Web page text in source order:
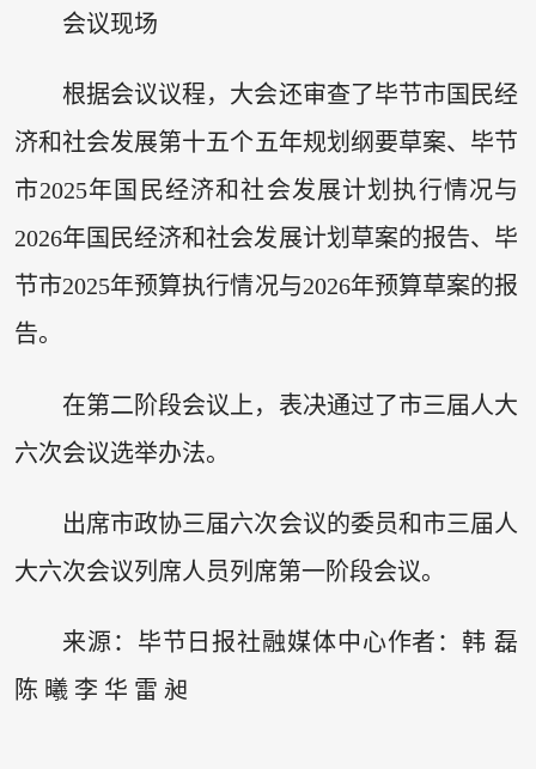
会议现场
根据会议议程，大会还审查了毕节市国民经
济和社会发展第十五个五年规划纲要草案、毕节
市2025年国民经济和社会发展计划执行情况与
2026年国民经济和社会发展计划草案的报告、毕
节市2025年预算执行情况与2026年预算草案的报
告。
在第二阶段会议上，表决通过了市三届人大
六次会议选举办法。
出席市政协三届六次会议的委员和市三届人
大六次会议列席人员列席第一阶段会议。
来源：毕节日报社融媒体中心作者：韩 磊
陈 曦 李 华 雷 昶